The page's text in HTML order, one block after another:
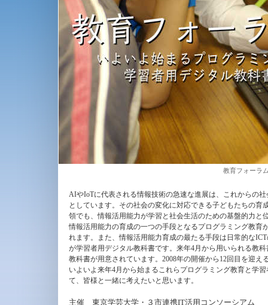
教育フォーラ
AIやIoTに代表される情報技術の急速な進展は、これからの
としています。その社会の変化に対応できる子どもたちの育
領でも、情報活用能力が学習と社会生活のための基盤的力と
情報活用能力の育成の一つの手段となるプログラミング教育
れます。また、情報活用能力育成の最たる手段は日常的な
が学習者用デジタル教科書です。来年4月から用いられる教
教科書が用意されています。2008年の開催から12回目を迎え
いよいよ来年4月から始まるこれらプログラミング教育と学
て、皆様と一緒に考えたいと思います。
主催 東京学芸大学・３市連携IT活用コンソーシアム